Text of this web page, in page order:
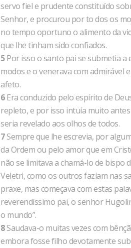
servo fiel e prudente constituído
Senhor, e procurou por to dos os
no tempo oportuno o alimento da
que lhe tinham sido confiados.
5Por isso o santo pai se submetia a
modos e o venerava com admirável
afeto.
6Era conduzido pelo espírito de
repleto, e por isso intuía muito
seria revelado aos olhos de todos.
7Sempre que lhe escrevia, por
da Ordem ou pelo amor que em
não se limitava a chamá-lo de bispo
Veletri, como os outros faziam nas
praxe, mas começava com estas
reverendíssimo pai, o senhor
o mundo”.
8Saudava-o muitas vezes com
embora fosse filho devotamente